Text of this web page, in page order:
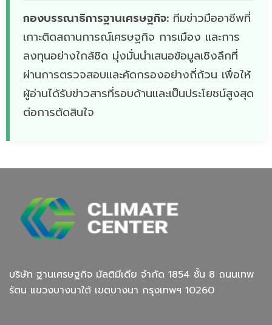
กองบรรณาธิการฐานเศรษฐกิจ: ทีมข่าวมืออาชีพที่
เกาะติดสถานการณ์เศรษฐกิจ การเมือง และการ
ลงทุนอย่างใกล้ชิด มุ่งมั่นนำเสนอข้อมูลเชิงลึกที่
ผ่านการตรวจสอบและคัดกรองอย่างถี่ถ้วน เพื่อให้
ผู้อ่านได้รับข่าวสารที่รอบด้านและเป็นประโยชน์สูงสุด
ต่อการตัดสินใจ
บริษัท ฐานเศรษฐกิจ มัลติมีเดีย จํากัด 1854 ชั้น 8 ถนนเทพ
รัตน แขวงบางนาใต้ เขตบางนา กรุงเทพฯ 10260